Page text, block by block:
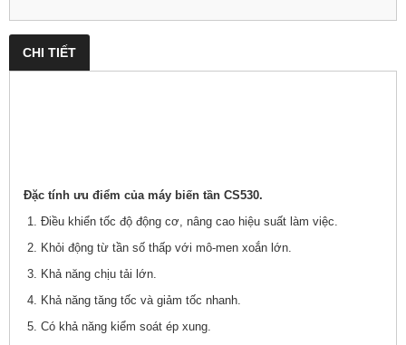
CHI TIẾT
Đặc tính ưu điểm của máy biến tần CS530.
1. Điều khiển tốc độ động cơ, nâng cao hiệu suất làm việc.
2. Khỏi động từ tần số thấp với mô-men xoắn lớn.
3. Khả năng chịu tải lớn.
4. Khả năng tăng tốc và giảm tốc nhanh.
5. Có khả năng kiểm soát ép xung.